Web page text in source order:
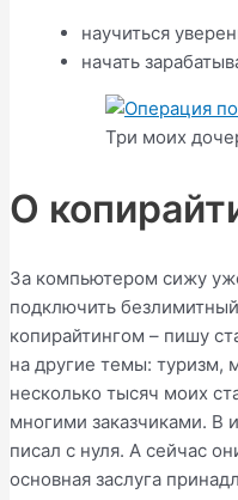
научиться
начать
Три моих
О
За компьютером сижу
подключить
копирайтингом – пишу
на другие темы: туризм,
несколько тысяч моих
многими заказчиками. В
писал с нуля. А сейчас
основная заслуга